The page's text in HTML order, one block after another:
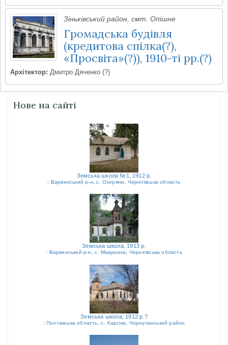
Зіньківський район, смт. Опішне
Громадська будівля
(кредитова спілка(?),
«Просвіта»(?)), 1910-ті рр.(?)
Архітектор: Дмитро Дяченко (?)
Нове на сайті
Земська школа №1, 1912 р.
: Варвинський р-н ,с. Озеряни Чернігівська область
Земська школа, 1913 р.
: Варвинський р-н ,с. Макушиха Чернігівська область
Земська школа, 1912 р.?
:Полтавська область ,с. Харсіки Чорнухинський район